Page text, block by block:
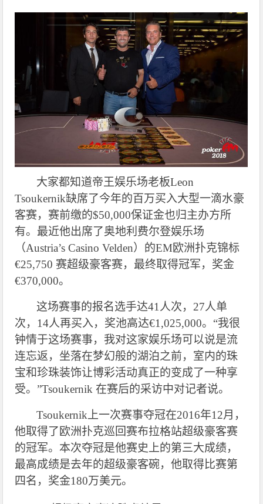
大家都知道帝王娱乐场老板Leon
Tsoukernik缺席了今年的百万买入大型一滴水豪
客赛，赛前缴的$50,000保证金也归主办方所
有。最近他出席了奥地利费尔登娱乐场
（Austria’s Casino Velden）的EM欧洲扑克锦标
€25,750 赛超级豪客赛，最终取得冠军，奖金
€370,000。
这场赛事的报名选手达41人次，27人单
次，14人再买入，奖池高达€1,025,000。“我很
钟情于这场赛事，我对这家娱乐场可以说是流
连忘返，坐落在梦幻般的湖泊之前，室内的珠
宝和珍珠装饰让博彩活动真正的变成了一种享
受。”Tsoukernik 在赛后的采访中对记者说。
Tsoukernik上一次赛事夺冠在2016年12月，
他取得了欧洲扑克巡回赛布拉格站超级豪客赛
的冠军。本次夺冠是他赛史上的第三大成绩，
最高成绩是去年的超级豪客碗，他取得比赛第
四名，奖金180万美元。